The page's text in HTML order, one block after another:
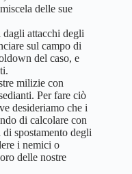
delle sue
attacchi degli
sul campo di
del caso, e
milizie con
Per fare ciò
desideriamo che i
di calcolare con
spostamento degli
i nemici o
delle nostre